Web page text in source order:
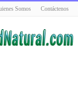
Somos Contáctenos